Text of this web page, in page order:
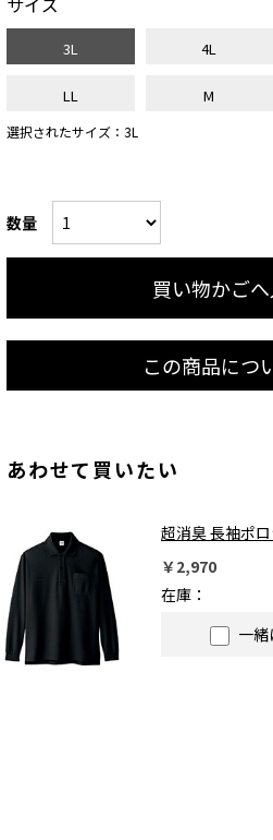
3L 4L
LL M
選択されたサイズ：3L
数量
買い物かご
あわせて買いたい
超消臭 長袖ポ
￥2,970
在庫：
一緒
この商品につ